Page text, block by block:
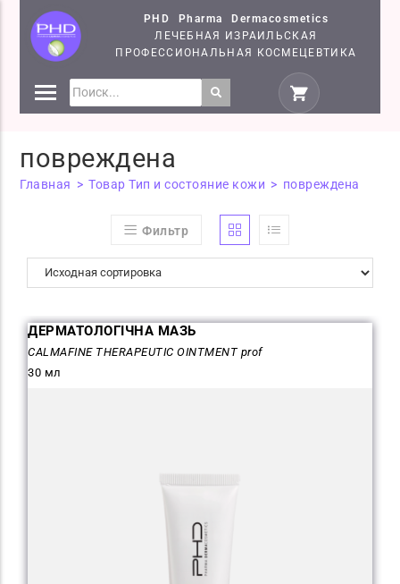
PHD Pharma Dermacosmetics
ЛЕЧЕБНАЯ ИЗРАИЛЬСКАЯ
ПРОФЕССИОНАЛЬНАЯ КОСМЕЦЕВТИКА
СЕМІНАРИ
повреждена
Главная > Товар Тип и состояние кожи > повреждена
Фильтр
ДЕРМАТОЛОГІЧНА МАЗЬ
CALMAFINE THERAPEUTIC OINTMENT prof
30 мл